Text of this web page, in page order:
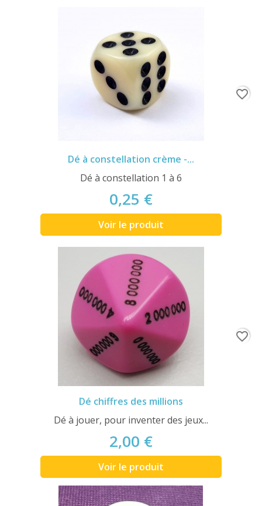
Dé à constellation crème -...
Dé à constellation 1 à 6
0,25 €
Voir le produit
favorite_border
Dé chiffres des millions
Dé à jouer, pour inventer des jeux...
2,00 €
Voir le produit
favorite_border